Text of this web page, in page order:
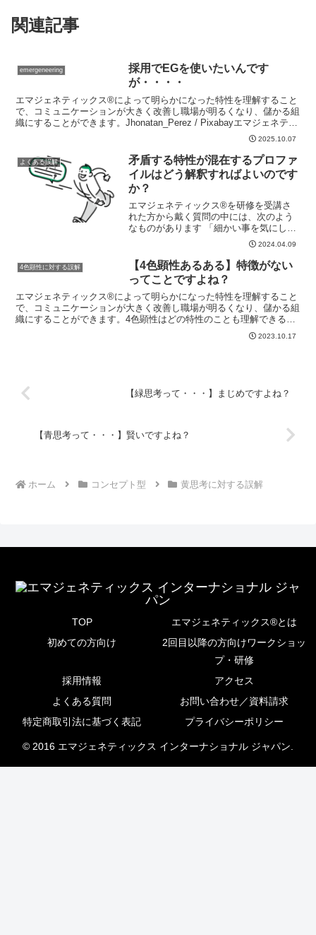
関連記事
emergeneering
採用でEGを使いたいんです
が・・・・
エマジェネティックス®によって明らかになった特性を理解すること
で、コミュニケーションが大きく改善し職場が明るくなり、儲かる組
織にすることができます。Jhonatan_Perez / Pixabayエマジェネティ
2025.10.07
よくある誤解
矛盾する特性が混在するプロファ
イルはどう解釈すればよいのです
か？
エマジェネティックス®を研修を受講さ
れた方から戴く質問の中には、次のよう
なものがあります 「細かい事を気にしな
い黄色と、詳細が気になる緑の2つが混在
しているプロファイルは矛楯していると
思います」 「矛盾するプロファイルを持
つ人のプロファイル...
2024.04.09
4色顕性に対する誤解
【4色顕性あるある】特徴がない
ってことですよね？
エマジェネティックス®によって明らかになった特性を理解すること
で、コミュニケーションが大きく改善し職場が明るくなり、儲かる組
織にすることができます。4色顕性はどの特性のことも理解できるこ
とから、どの特性ともコミュニケーションをとりやすく、様...2023.10.17
【緑思考って・・・】まじめですよね？
【青思考って・・・】賢いですよね？
ホーム コンセプト型 黄思考に対する誤解
TOP
エマジェネティックス®とは
初めての方向け
2回目以降の方向けワークショッ
プ・研修
採用情報
アクセス
よくある質問
お問い合わせ／資料請求
特定商取引法に基づく表記
プライバシーポリシー
© 2016 エマジェネティックス インターナショナル ジャパン.